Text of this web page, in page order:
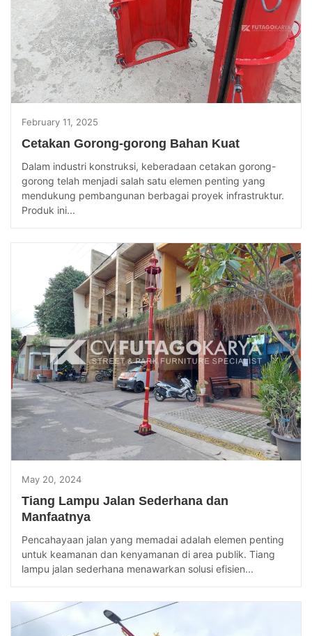
February 11, 2025
Cetakan Gorong-gorong Bahan Kuat
Dalam industri konstruksi, keberadaan cetakan gorong-
gorong telah menjadi salah satu elemen penting yang
mendukung pembangunan berbagai proyek infrastruktur.
Produk ini...
May 20, 2024
Tiang Lampu Jalan Sederhana dan
Manfaatnya
Pencahayaan jalan yang memadai adalah elemen penting
untuk keamanan dan kenyamanan di area publik. Tiang
lampu jalan sederhana menawarkan solusi efisien...